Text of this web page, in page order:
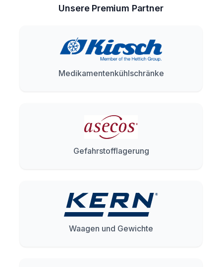
Unsere Premium Partner
Medikamentenkühlschränke
Gefahrstofflagerung
Waagen und Gewichte